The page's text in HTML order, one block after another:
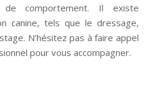
comportement. Il existe
canine, tels que le dressage,
N’hésitez pas à faire appel
pour vous accompagner.